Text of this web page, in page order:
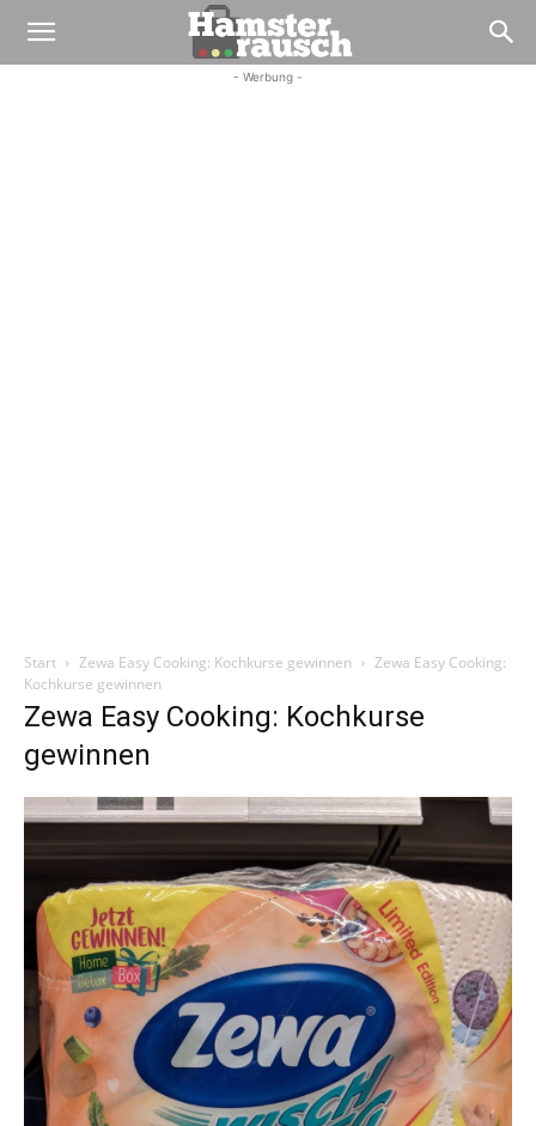
- Werbung -
Start Zewa Easy Cooking: Kochkurse gewinnen
Zewa Easy Cooking:
Kochkurse gewinnen
Zewa Easy Cooking: Kochkurse
gewinnen